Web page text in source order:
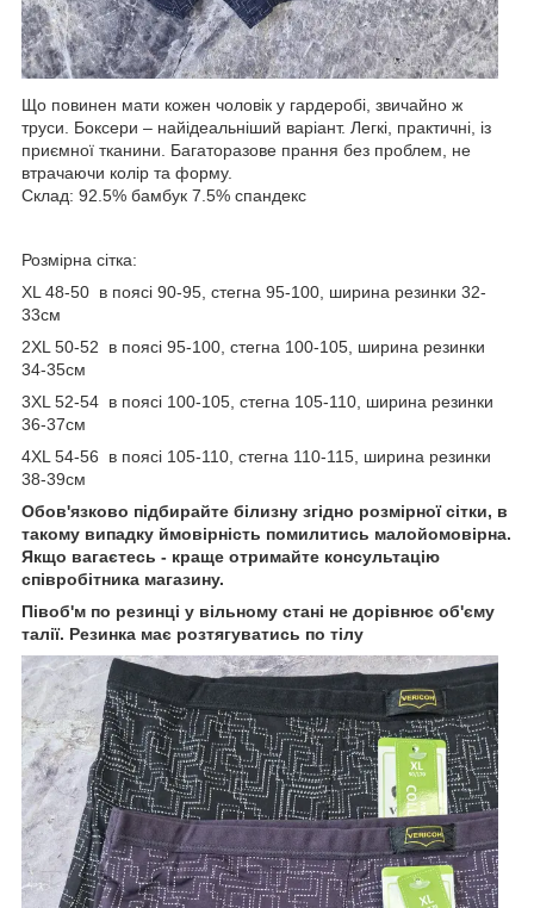
Що повинен мати кожен чоловік у гардеробі, звичайно ж
труси. Боксери – найідеальніший варіант. Легкі, практичні, із
приємної тканини. Багаторазове прання без проблем, не
втрачаючи колір та форму.
Склад: 92.5% бамбук 7.5% спандекс
Розмірна сітка:
XL 48-50 в поясі 90-95, стегна 95-100, ширина резинки 32-
33см
2XL 50-52 в поясі 95-100, стегна 100-105, ширина резинки
34-35см
3XL 52-54 в поясі 100-105, стегна 105-110, ширина резинки
36-37см
4XL 54-56 в поясі 105-110, стегна 110-115, ширина резинки
38-39см
Обов'язково підбирайте білизну згідно розмірної сітки, в
такому випадку ймовірність помилитись малойомовірна.
Якщо вагаєтесь - краще отримайте консультацію
співробітника магазину.
Півоб'м по резинці у вільному стані не дорівнює об'єму
талії. Резинка має розтягуватись по тілу